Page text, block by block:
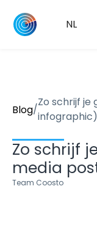
NL
Blog/
Zo schrijf je
infographic)
Zo schrijf
media
Team Coosto